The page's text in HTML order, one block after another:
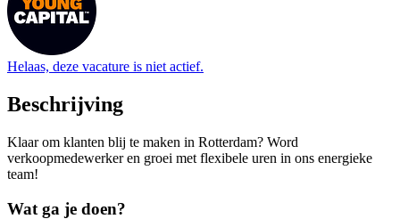
Helaas, deze vacature is niet actief.
Beschrijving
Klaar om klanten blij te maken in Rotterdam? Word
verkoopmedewerker en groei met flexibele uren in ons energieke
team!
Wat ga je doen?